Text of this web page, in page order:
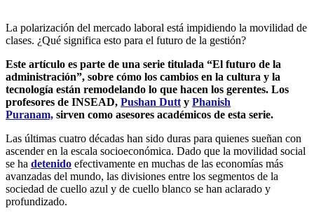
La polarización del mercado laboral está impidiendo la movilidad de
clases. ¿Qué significa esto para el futuro de la gestión?
Este artículo es parte de una serie titulada “El futuro de la
administración”, sobre cómo los cambios en la cultura y la
tecnología están remodelando lo que hacen los gerentes. Los
profesores de INSEAD, Pushan Dutt y Phanish
Puranam, sirven como asesores académicos de esta serie.
Las últimas cuatro décadas han sido duras para quienes sueñan con
ascender en la escala socioeconómica. Dado que la movilidad social
se ha detenido efectivamente en muchas de las economías más
avanzadas del mundo, las divisiones entre los segmentos de la
sociedad de cuello azul y de cuello blanco se han aclarado y
profundizado.